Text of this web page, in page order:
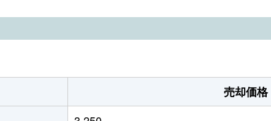
徒歩21分 165m² 125m²
徒歩20分 420m² 110m²
徒歩21分 175m² 120m²
徒歩1分 135m² 100m²
売却価格